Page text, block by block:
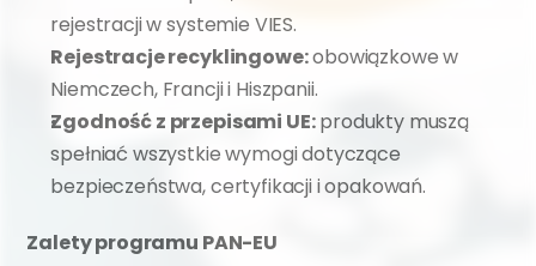
rejestracji w systemie VIES.
Rejestracje recyklingowe: obowiązkowe w
Niemczech, Francji i Hiszpanii.
Zgodność z przepisami UE: produkty muszą
spełniać wszystkie wymogi dotyczące
bezpieczeństwa, certyfikacji i opakowań.
Zalety programu PAN-EU